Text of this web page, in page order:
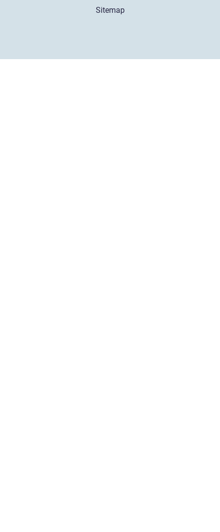
Sitemap